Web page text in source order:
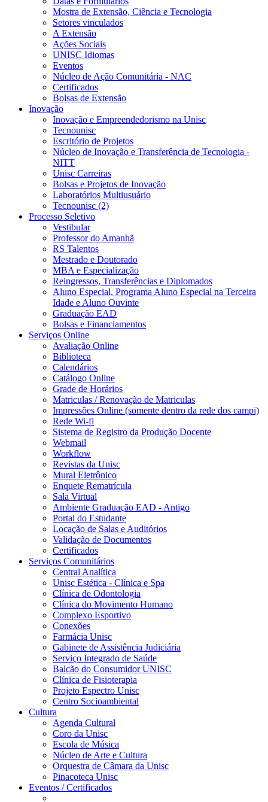
Mostra de Extensão, Ciência e Tecnologia
Setores vinculados
A Extensão
Ações Sociais
UNISC Idiomas
Eventos
Núcleo de Ação Comunitária - NAC
Certificados
Bolsas de Extensão
Inovação
Inovação e Empreendedorismo na Unisc
Tecnounisc
Escritório de Projetos
Núcleo de Inovação e Transferência de Tecnologia -
NITT
Unisc Carreiras
Bolsas e Projetos de Inovação
Laboratórios Multiusuário
Tecnounisc (2)
Processo Seletivo
Vestibular
Professor do Amanhã
RS Talentos
Mestrado e Doutorado
MBA e Especialização
Reingressos, Transferências e Diplomados
Aluno Especial, Programa Aluno Especial na Terceira
Idade e Aluno Ouvinte
Graduação EAD
Bolsas e Financiamentos
Serviços Online
Avaliação Online
Biblioteca
Calendários
Catálogo Online
Grade de Horários
Matriculas / Renovação de Matriculas
Impressões Online (somente dentro da rede dos campi)
Rede Wi-fi
Sistema de Registro da Produção Docente
Webmail
Workflow
Revistas da Unisc
Mural Eletrônico
Enquete Rematrícula
Sala Virtual
Ambiente Graduação EAD - Antigo
Portal do Estudante
Locação de Salas e Auditórios
Validação de Documentos
Certificados
Serviços Comunitários
Central Analítica
Unisc Estética - Clínica e Spa
Clínica de Odontologia
Clínica do Movimento Humano
Complexo Esportivo
Conexões
Farmácia Unisc
Gabinete de Assistência Judiciária
Serviço Integrado de Saúde
Balcão do Consumidor UNISC
Clínica de Fisioterapia
Projeto Espectro Unisc
Centro Socioambiental
Cultura
Agenda Cultural
Coro da Unisc
Escola de Música
Núcleo de Arte e Cultura
Orquestra de Câmara da Unisc
Pinacoteca Unisc
Eventos / Certificados